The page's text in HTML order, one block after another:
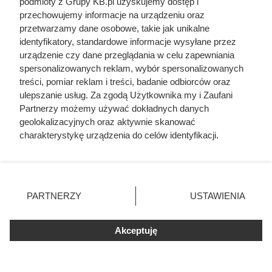
Cennik gładzi gipsowej i szpachlowania ścian w
całej Polsce
Cennik układania kostki brukowej - robocizna i
materiał
Cennik ścianek działowych z płyt g-k i suchej
zabudowy
Odarci ze skóry, rozcięci piłą i przybici do krzyża
głową w dół. Mroczny i krwawy koniec uczniów
przechowujemy informacje na urządzeniu oraz
przetwarzamy dane osobowe, takie jak unikalne
identyfikatory, standardowe informacje wysyłane przez
urządzenie czy dane przeglądania w celu zapewniania
spersonalizowanych reklam, wybór spersonalizowanych
treści, pomiar reklam i treści, badanie odbiorców oraz
ulepszanie usług. Za zgodą Użytkownika my i Zaufani
Partnerzy możemy używać dokładnych danych
geolokalizacyjnych oraz aktywnie skanować
charakterystykę urządzenia do celów identyfikacji.
zmienić/wycofać klikając przycisk ustawień prywatności
znajdujący się w lewym dolnym rogu strony. Niektóre
użytkownika, ale masz prawo sprzeciwić się takiemu
przetwarzaniu. Preferencje będą miały zastosowania tylko
PARTNERZY USTAWIENIA
Akceptuję